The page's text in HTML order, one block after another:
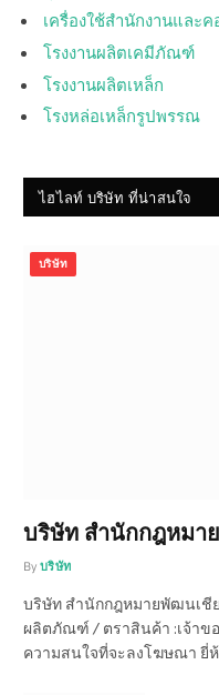
เครื่องใช้สำนักงานและ
โรงงานผลิตเคมีภัณฑ์
โรงงานผลิตเหล็ก
โรงหล่อเหล็กรูปพรรณ
ไฮไลท์ บริษัท ที่น่าสนใจ
บริษัท
บริษัท สำนักกฎหมา
By บริษัท
บริษัท สำนักกฎหมายพัฒนเชี
ผลิตภัณฑ์ / ตราสินค้า :เจ้าข
ความสนใจที่จะลงโฆษณา ยี่